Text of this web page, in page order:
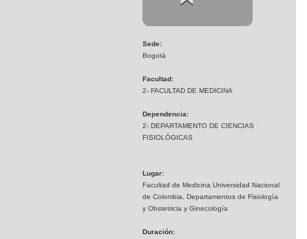
Sede:
Bogotá
Facultad:
2- FACULTAD DE MEDICINA
Dependencia:
2- DEPARTAMENTO DE CIENCIAS
FISIOLÓGICAS
Lugar:
Facultad de Medicina Universidad Nacional
de Colombia, Departamentos de Fisiología
y Obstetricia y Ginecología
Duración: